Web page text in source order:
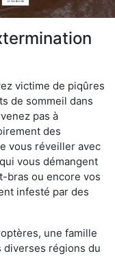
victime de piqûres
de sommeil dans
pas à
des
vous réveiller avec
vous démangent
bras ou encore vos
infesté par des
une famille
diverses régions du